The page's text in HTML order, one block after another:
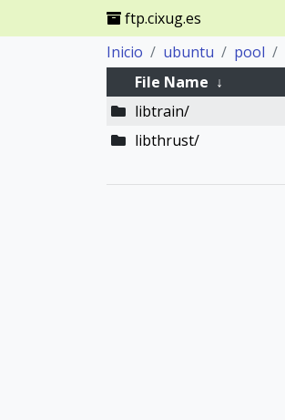
ftp.cixug.es
Inicio
ubuntu pool
File Name ↓
libtrain/
libthrust/